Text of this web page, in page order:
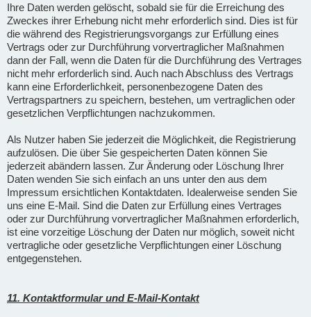
Ihre Daten werden gelöscht, sobald sie für die Erreichung des
Zweckes ihrer Erhebung nicht mehr erforderlich sind. Dies ist für
die während des Registrierungsvorgangs zur Erfüllung eines
Vertrags oder zur Durchführung vorvertraglicher Maßnahmen
dann der Fall, wenn die Daten für die Durchführung des Vertrages
nicht mehr erforderlich sind. Auch nach Abschluss des Vertrags
kann eine Erforderlichkeit, personenbezogene Daten des
Vertragspartners zu speichern, bestehen, um vertraglichen oder
gesetzlichen Verpflichtungen nachzukommen.
Als Nutzer haben Sie jederzeit die Möglichkeit, die Registrierung
aufzulösen. Die über Sie gespeicherten Daten können Sie
jederzeit abändern lassen. Zur Änderung oder Löschung Ihrer
Daten wenden Sie sich einfach an uns unter den aus dem
Impressum ersichtlichen Kontaktdaten. Idealerweise senden Sie
uns eine E-Mail. Sind die Daten zur Erfüllung eines Vertrages
oder zur Durchführung vorvertraglicher Maßnahmen erforderlich,
ist eine vorzeitige Löschung der Daten nur möglich, soweit nicht
vertragliche oder gesetzliche Verpflichtungen einer Löschung
entgegenstehen.
11. Kontaktformular und E-Mail-Kontakt